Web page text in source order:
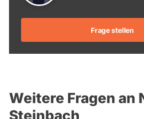
Frage stellen
Weitere Fragen an
Steinbach